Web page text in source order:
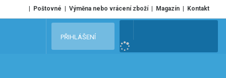
Poštovné Výměna nebo vrácení zboží Magazín Kontakt
PŘIHLÁŠENÍ